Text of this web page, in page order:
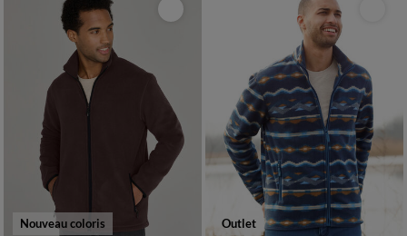
Nouveau coloris Outlet